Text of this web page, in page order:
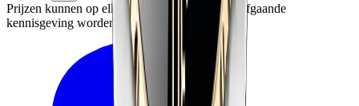
Prijzen kunnen op elk moment en zonder voorafgaande
kennisgeving worden gewijzigd.